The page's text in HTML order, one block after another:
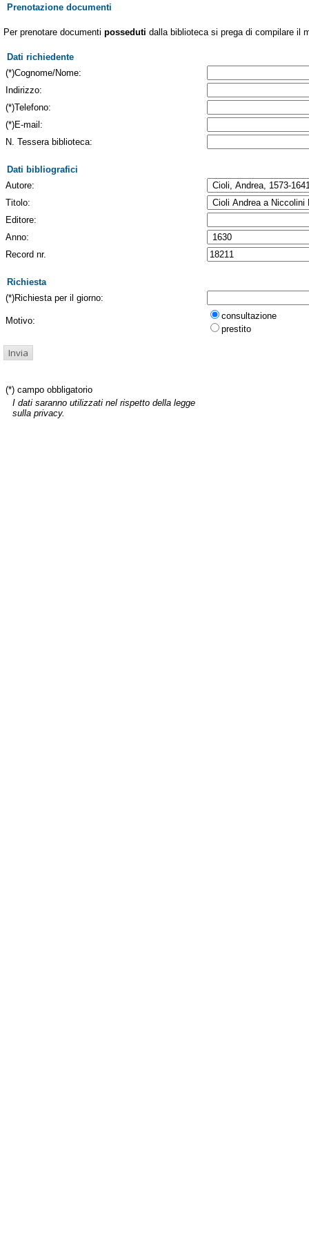
Prenotazione documenti
Per prenotare documenti posseduti dalla biblioteca si prega di compilare il
Dati richiedente
(*)Cognome/Nome:
Indirizzo:
(*)Telefono:
(*)E-mail:
N. Tessera biblioteca:
Dati bibliografici
Autore:
Titolo:
Editore:
Anno:
Record nr.
Richiesta
(*)Richiesta per il giorno:
Motivo:
consultazione
prestito
(*) campo obbligatorio
I dati saranno utilizzati nel rispetto della legge
sulla privacy.